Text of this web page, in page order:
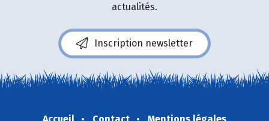
actualités.
Inscription newsletter